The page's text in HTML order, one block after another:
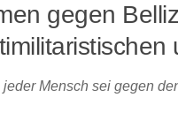
gegen
jeder Mensch sei gegen